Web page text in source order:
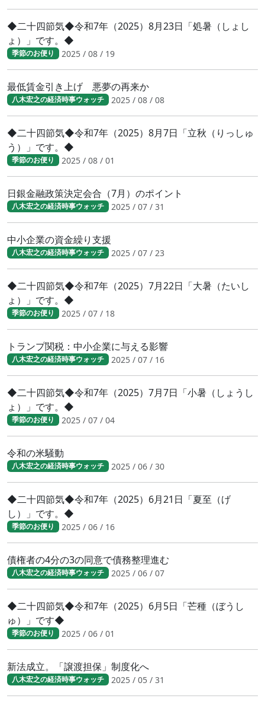
◆二十四節気◆令和7年（2025）8月23日「処暑（しょし
ょ）」です。◆
季節のお便り 2025 / 08 / 19
最低賃金引き上げ 悪夢の再来か
八木宏之の経済時事ウォッチ 2025 / 08 / 08
◆二十四節気◆令和7年（2025）8月7日「立秋（りっしゅ
う）」です。◆
季節のお便り 2025 / 08 / 01
日銀金融政策決定会合（7月）のポイント
八木宏之の経済時事ウォッチ 2025 / 07 / 31
中小企業の資金繰り支援
八木宏之の経済時事ウォッチ 2025 / 07 / 23
◆二十四節気◆令和7年（2025）7月22日「大暑（たいし
ょ）」です。◆
季節のお便り 2025 / 07 / 18
トランプ関税：中小企業に与える影響
八木宏之の経済時事ウォッチ 2025 / 07 / 16
◆二十四節気◆令和7年（2025）7月7日「小暑（しょうし
ょ）」です。◆
季節のお便り 2025 / 07 / 04
令和の米騒動
八木宏之の経済時事ウォッチ 2025 / 06 / 30
◆二十四節気◆令和7年（2025）6月21日「夏至（げ
し）」です。◆
季節のお便り 2025 / 06 / 16
債権者の4分の3の同意で債務整理進む
八木宏之の経済時事ウォッチ 2025 / 06 / 07
◆二十四節気◆令和7年（2025）6月5日「芒種（ぼうし
ゅ）」です◆
季節のお便り 2025 / 06 / 01
新法成立。「譲渡担保」制度化へ
八木宏之の経済時事ウォッチ 2025 / 05 / 31